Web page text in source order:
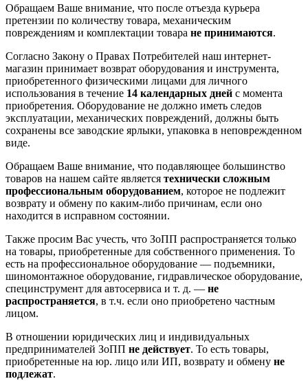
Обращаем Ваше внимание, что после отъезда курьера
претензии по количеству товара, механическим
повреждениям и комплектации товара не принимаются.
Согласно Закону о Правах Потребителей наш интернет-
магазин принимает возврат оборудования и инструмента,
приобретенного физическими лицами для личного
использования в течение 14 календарных дней с момента
приобретения. Оборудование не должно иметь следов
эксплуатации, механических повреждений, должны быть
сохранены все заводские ярлыки, упаковка в неповрежденном
виде.
Обращаем Ваше внимание, что подавляющее большинство
товаров на нашем сайте является технически сложным
профессиональным оборудованием, которое не подлежит
возврату и обмену по каким-либо причинам, если оно
находится в исправном состоянии.
Также просим Вас учесть, что ЗоПП распространяется только
на товары, приобретенные для собственного применения. То
есть на профессиональное оборудование — подъемники,
шиномонтажное оборудование, гидравлическое оборудование,
специнструмент для автосервиса и т. д. — не
распространяется, в т.ч. если оно приобретено частным
лицом.
В отношении юридических лиц и индивидуальных
предпринимателей ЗоПП не действует. То есть товары,
приобретенные на юр. лицо или ИП, возврату и обмену не
подлежат.